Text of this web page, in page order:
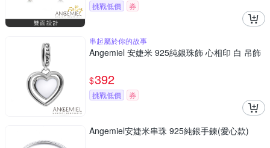
挑戰低價 券
串起屬於你的故事
Angemiel 安婕米 925純銀珠飾 心相印 白 吊飾
$392
挑戰低價 券
Angemiel安婕米串珠 925純銀手鍊(愛心款)